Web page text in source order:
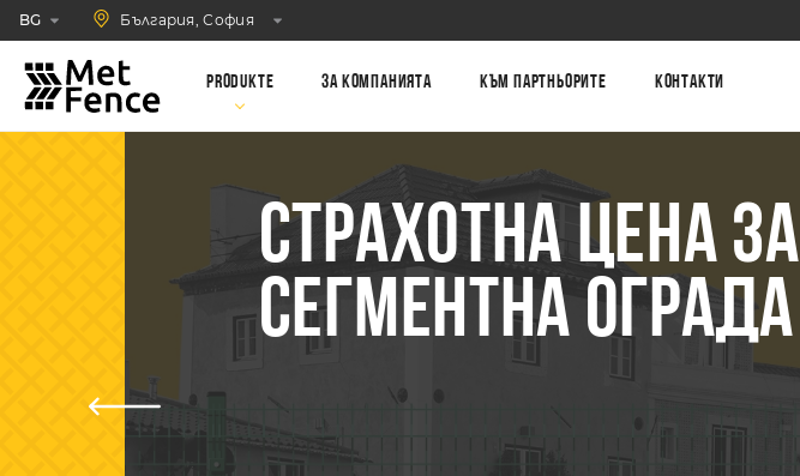
BG България, София
Produkte За компанията Към партньорите Контакти
СТРАХОТНА ЦЕНА ЗА
СЕГМЕНТНА ОГРАДА